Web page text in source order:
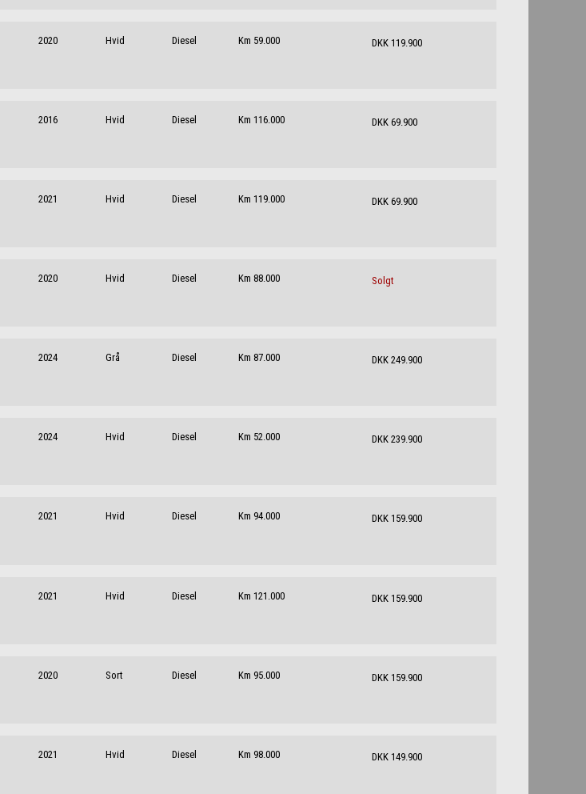
2020 Hvid Diesel Km 59.000 DKK 119.900
2016 Hvid Diesel Km 116.000 DKK 69.900
2021 Hvid Diesel Km 119.000 DKK 69.900
2020 Hvid Diesel Km 88.000 Solgt
2024 Grå Diesel Km 87.000 DKK 249.900
2024 Hvid Diesel Km 52.000 DKK 239.900
2021 Hvid Diesel Km 94.000 DKK 159.900
2021 Hvid Diesel Km 121.000 DKK 159.900
2020 Sort Diesel Km 95.000 DKK 159.900
2021 Hvid Diesel Km 98.000 DKK 149.900